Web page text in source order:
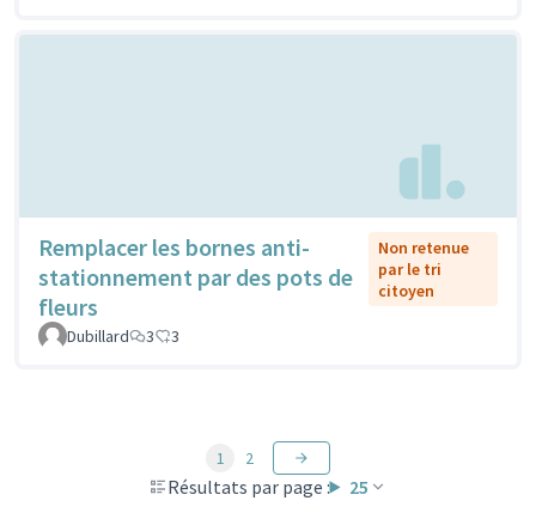
Remplacer les bornes anti-
stationnement par des pots de
fleurs
Non retenue
par le tri
citoyen
Dubillard 3 3
Résultats par page : 25
1 2